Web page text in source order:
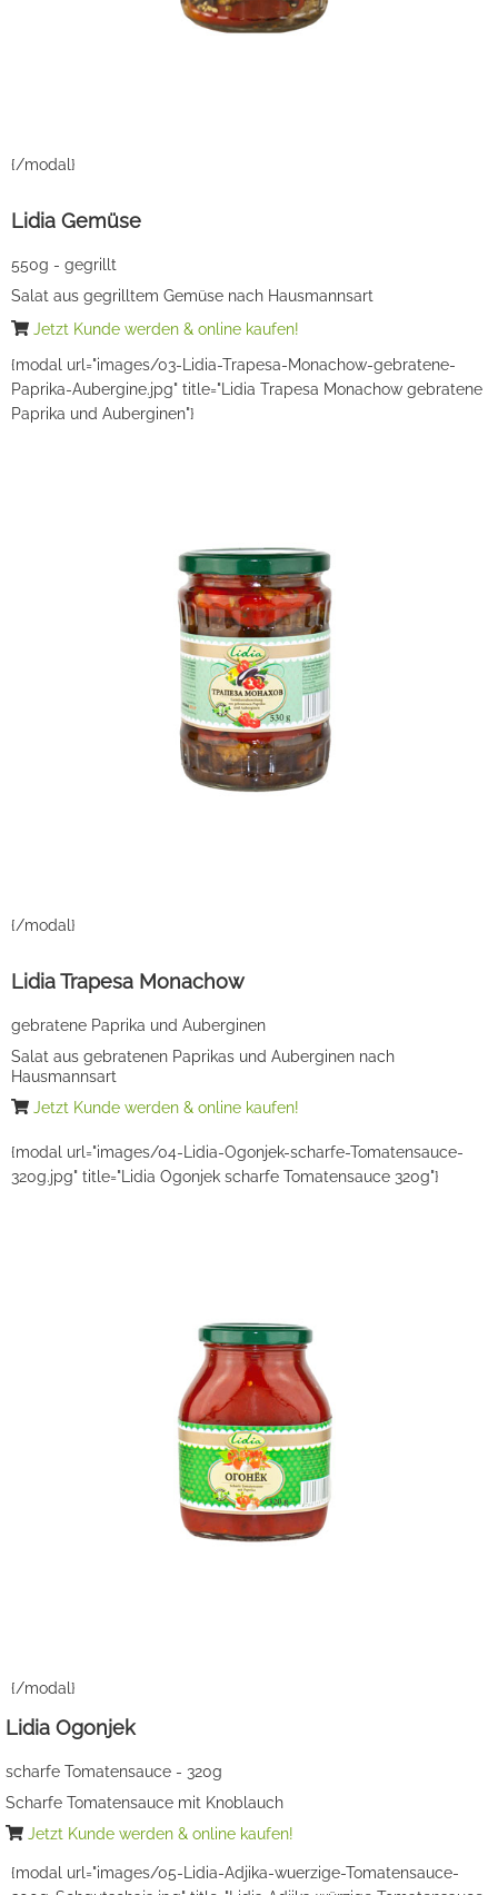
{/modal}
Lidia Gemüse
550g - gegrillt
Salat aus gegrilltem Gemüse nach Hausmannsart
Jetzt Kunde werden & online kaufen!
{modal url="images/03-Lidia-Trapesa-Monachow-gebratene-
Paprika-Aubergine.jpg" title="Lidia Trapesa Monachow gebratene
Paprika und Auberginen"}
{/modal}
Lidia Trapesa Monachow
gebratene Paprika und Auberginen
Salat aus gebratenen Paprikas und Auberginen nach
Hausmannsart
Jetzt Kunde werden & online kaufen!
{modal url="images/04-Lidia-Ogonjek-scharfe-Tomatensauce-
320g.jpg" title="Lidia Ogonjek scharfe Tomatensauce 320g"}
{/modal}
Lidia Ogonjek
scharfe Tomatensauce - 320g
Scharfe Tomatensauce mit Knoblauch
Jetzt Kunde werden & online kaufen!
{modal url="images/05-Lidia-Adjika-wuerzige-Tomatensauce-